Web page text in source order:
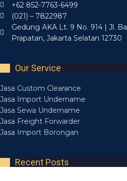
+62 852-7763-6499
(021) – 7822987
Gedung AKA Lt. 9 No. 914 | Jl.
Prapatan, Jakarta Selatan 12730
Our Service
Jasa Custom Clearance
Jasa Import Undername
Jasa Sewa Undername
Jasa Freight Forwarder
Jasa Import Borongan
Recent Posts